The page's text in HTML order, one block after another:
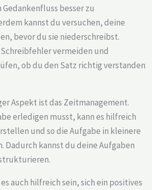
besser zu
kannst du versuchen, deine
bevor du sie niederschreibst.
vermeiden und
ob du den Satz richtig verstanden
Aspekt ist das Zeitmanagement.
erledigen musst, kann es hilfreich
und so die Aufgabe in kleinere
Dadurch kannst du deine Aufgaben
auch hilfreich sein, sich ein positives